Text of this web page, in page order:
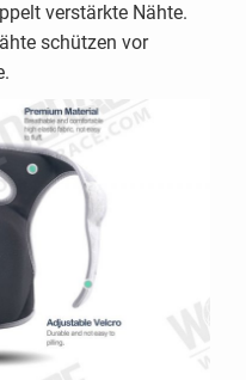
verstärkte Nähte.
schützen vor